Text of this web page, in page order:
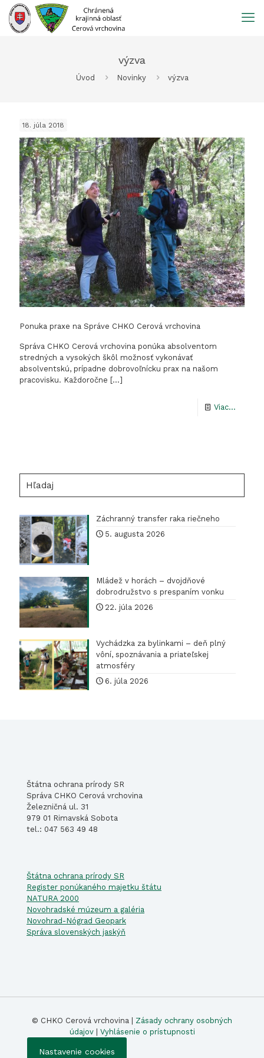
Prejsť
obsah
výzva
Úvod Novinky výzva
18. júla 2018
Ponuka praxe na Správe CHKO Cerová vrchovina
Správa CHKO Cerová vrchovina ponúka absolventom
stredných a vysokých škôl možnosť vykonávať
absolventskú, prípadne dobrovoľnícku prax na našom
pracovisku. Každoročne […]
Viac...
Správe
CHKO
Záchranný transfer raka riečneho
5. augusta 2026
Mládež v horách – dvojdňové
dobrodružstvo s prespaním vonku
22. júla 2026
Vychádzka za bylinkami – deň plný
vôní, spoznávania a priateľskej
atmosféry
6. júla 2026
Štátna ochrana prírody SR
Správa CHKO Cerová vrchovina
Železničná ul. 31
979 01 Rimavská Sobota
tel.: 047 563 49 48
Štátna ochrana prírody SR
Register ponúkaného majetku štátu
NATURA 2000
Novohradské múzeum a galéria
Novohrad-Nógrad Geopark
Správa slovenských jaskýň
© CHKO Cerová vrchovina | Zásady ochrany osobných
údajov| Vyhlásenie o prístupnosti
Nastavenie cookies